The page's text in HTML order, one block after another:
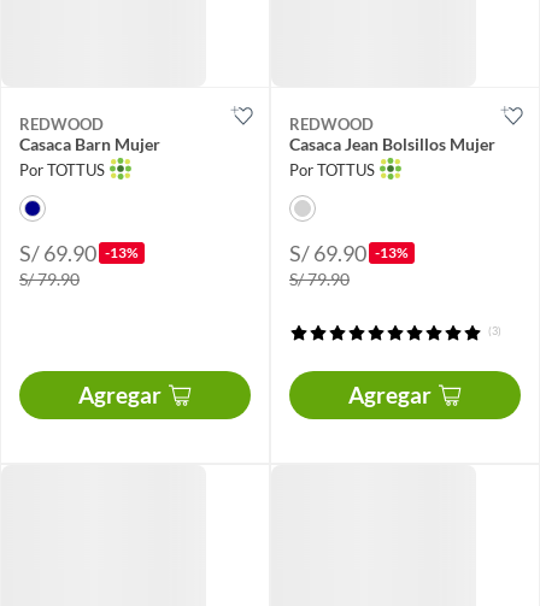
REDWOOD
Casaca Barn Mujer
Por TOTTUS
S/ 69.90 -13%
S/ 79.90
Agregar
REDWOOD
Casaca Jean Bolsillos Mujer
Por TOTTUS
S/ 69.90 -13%
S/ 79.90
(3)
Agregar